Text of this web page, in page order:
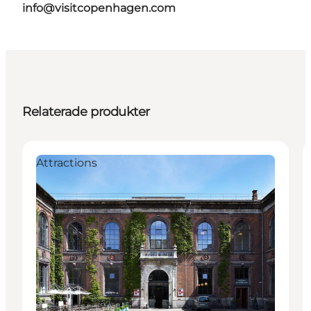
info@visitcopenhagen.com
Relaterade produkter
Attractions